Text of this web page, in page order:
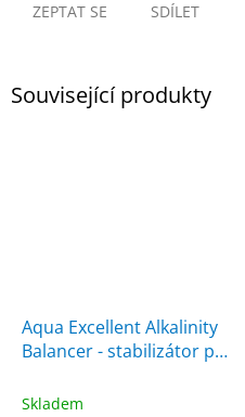
ZEPTAT SE SDÍLET
Související produkty
Aqua Excellent Alkalinity
Balancer - stabilizátor pH
Skladem